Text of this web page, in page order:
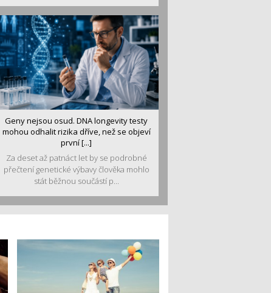
Geny nejsou osud. DNA longevity testy
mohou odhalit rizika dříve, než se objeví
první [...]
Za deset až patnáct let by se podrobné
přečtení genetické výbavy člověka mohlo
stát běžnou součástí p...